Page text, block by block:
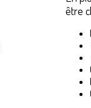
être